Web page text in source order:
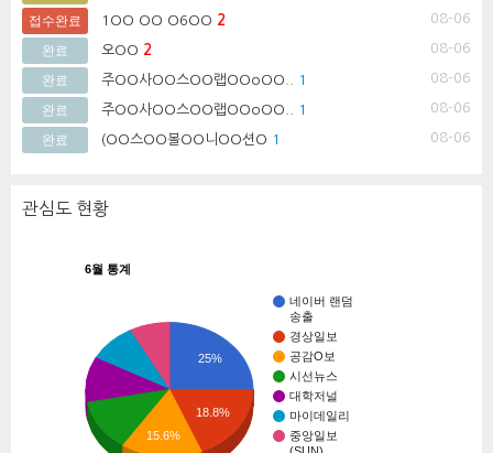
08-06
접수완료 1OO OO O6OO 2
08-06
완료 오OO 2
08-06
완료 주OO사OO스OO랩OOoOO..
1
08-06
완료 주OO사OO스OO랩OOoOO..
1
08-06
완료 (OO스OO볼OO니OO션O 1
관심도 현황
6월 통계
네이버 랜덤
송출
경상일보
공감O보
시선뉴스
대학저널
마이데일리
중앙일보
25%
18.8%
15.6%